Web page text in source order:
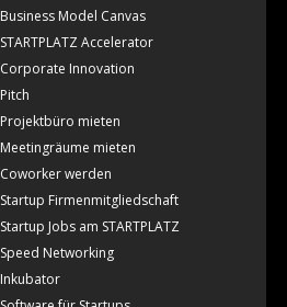
Business Model Canvas
STARTPLATZ Accelerator
Corporate Innovation
Pitch
Projektbüro mieten
Meetingräume mieten
Coworker werden
Startup Firmenmitgliedschaft
Startup Jobs am STARTPLATZ
Speed Networking
Inkubator